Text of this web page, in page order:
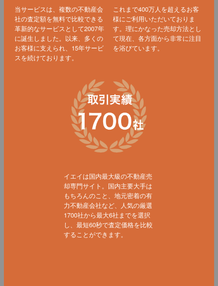
当サービスは、複数の不動産会
社の査定額を無料で比較できる
革新的なサービスとして2007年
に誕生しました。以来、多くの
お客様に支えられ、15年サービ
スを続けております。
これまで400万人を超えるお客
様にご利用いただいておりま
す。理にかなった売却方法とし
て現在、各方面から非常に注目
を浴びています。
イエイは国内最大級の不動産売
却専門サイト。国内主要大手は
もちろんのこと、地元密着の有
力不動産会社など、人気の厳選
1700社から最大6社までを選択
し、最短60秒で査定価格を比較
することができます。